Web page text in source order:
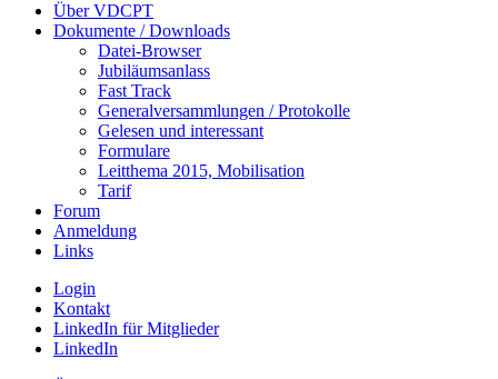
Über VDCPT
Dokumente / Downloads
Datei-Browser
Jubiläumsanlass
Fast Track
Generalversammlungen / Protokolle
Gelesen und interessant
Formulare
Leitthema 2015, Mobilisation
Tarif
Forum
Anmeldung
Links
Login
Kontakt
LinkedIn für Mitglieder
LinkedIn